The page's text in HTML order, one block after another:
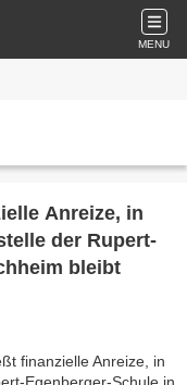
MENU
Anreize, in
der Rupert-
bleibt